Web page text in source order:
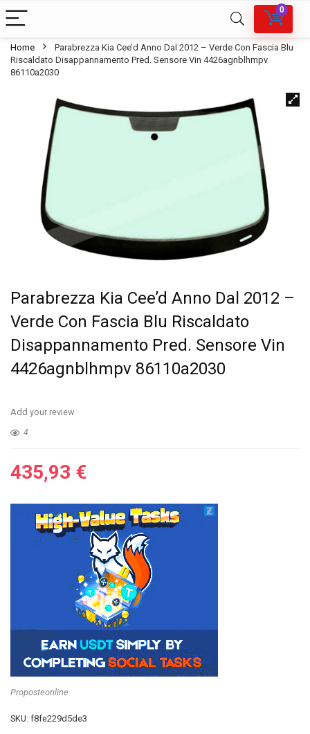
0
Home
Parabrezza Kia Cee’d Anno Dal 2012 – Verde Con Fascia Blu
Riscaldato Disappannamento Pred. Sensore Vin 4426agnblhmpv
86110a2030
Parabrezza Kia Cee’d Anno Dal 2012 –
Verde Con Fascia Blu Riscaldato
Disappannamento Pred. Sensore Vin
4426agnblhmpv 86110a2030
Add your review
4
435,93 €
Proposteonline
SKU: f8fe229d5de3